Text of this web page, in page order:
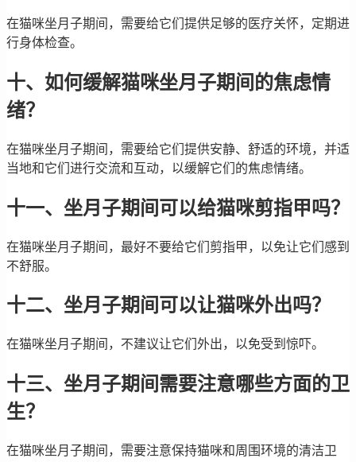
在猫咪坐月子期间，需要给它们提供足够的医疗关怀，定期进
行身体检查。
十、如何缓解猫咪坐月子期间的焦虑情
绪？
在猫咪坐月子期间，需要给它们提供安静、舒适的环境，并适
当地和它们进行交流和互动，以缓解它们的焦虑情绪。
十一、坐月子期间可以给猫咪剪指甲吗？
在猫咪坐月子期间，最好不要给它们剪指甲，以免让它们感到
不舒服。
十二、坐月子期间可以让猫咪外出吗？
在猫咪坐月子期间，不建议让它们外出，以免受到惊吓。
十三、坐月子期间需要注意哪些方面的卫
生？
在猫咪坐月子期间，需要注意保持猫咪和周围环境的清洁卫